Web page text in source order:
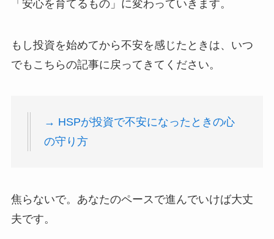
「安心を育てるもの」に変わっていきます。
もし投資を始めてから不安を感じたときは、いつ
でもこちらの記事に戻ってきてください。
→ HSPが投資で不安になったときの心
の守り方
焦らないで。あなたのペースで進んでいけば大丈
夫です。